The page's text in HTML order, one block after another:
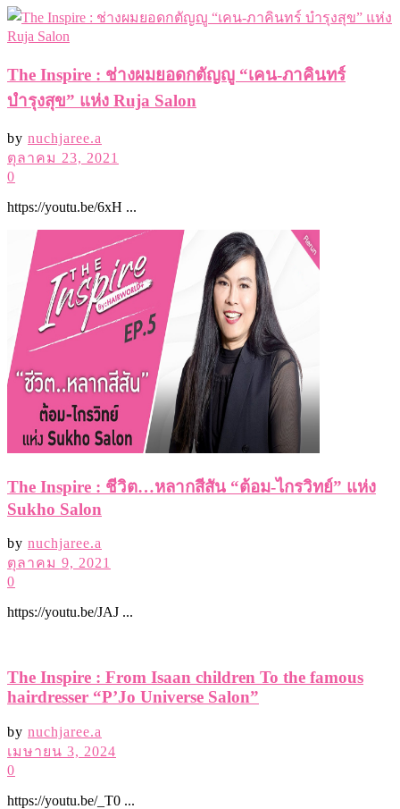
The Inspire : ช่างผมยอดกตัญญู “เคน-ภาคินทร์
บำรุงสุข” แห่ง Ruja Salon
by nuchjaree.a
ตุลาคม 23, 2021
0
https://youtu.be/6xH ...
The Inspire : ชีวิต…หลากสีสัน “ต้อม-ไกรวิทย์” แห่ง
Sukho Salon
by nuchjaree.a
ตุลาคม 9, 2021
0
https://youtu.be/JAJ ...
The Inspire : From Isaan children To the famous
hairdresser “P’Jo Universe Salon”
by nuchjaree.a
เมษายน 3, 2024
0
https://youtu.be/_T0 ...